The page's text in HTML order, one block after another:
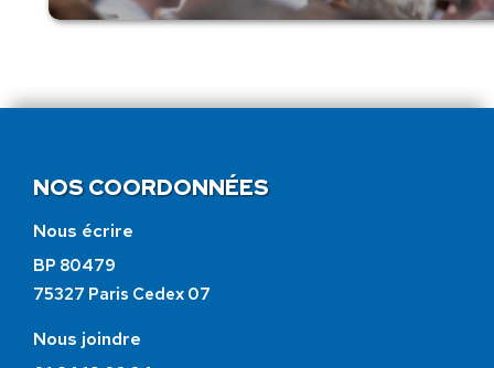
NOS COORDONNÉES
Nous écrire
BP 80479
75327 Paris Cedex 07
Nous joindre